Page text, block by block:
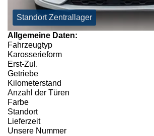
Standort Zentrallager
Allgemeine Daten:
Fahrzeugtyp
Karosserieform
Erst-Zul.
Getriebe
Kilometerstand
Anzahl der Türen
Farbe
Standort
Lieferzeit
Unsere Nummer